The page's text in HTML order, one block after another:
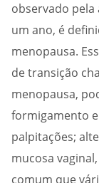
observado
um ano, é
menopausa.
de transição
menopausa,
formigamento
palpitações;
mucosa
comum que